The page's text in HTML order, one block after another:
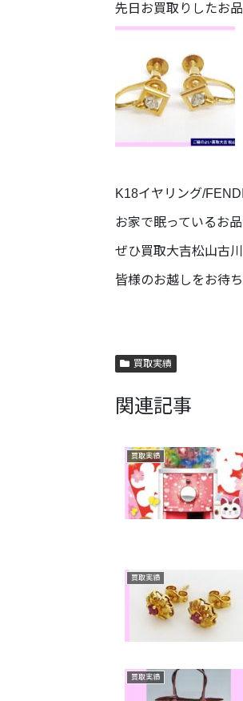
先日お買取りしたお品
K18イヤリング/
お家で眠っているお
ぜひ買取大吉松山古
皆様のお越しをお待
買取実績
関連記事
買取実績
買取実績
買取実績